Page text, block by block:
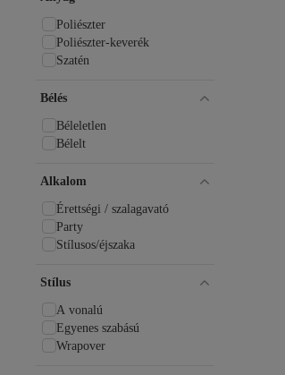
Poliészter
Poliészter-keverék
Szatén
Bélés
Béleletlen
Bélelt
Alkalom
Érettségi / szalagavató
Party
Stílusos/éjszaka
Stílus
A vonalú
Egyenes szabású
Wrapover